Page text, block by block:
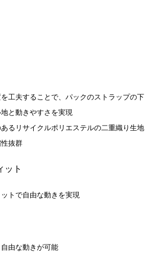
工夫することで、パックのストラップの下
と動きやすさを実現
るリサイクルポリエステルの二重織り生地
抜群
ット
トで自由な動きを実現
由な動きが可能